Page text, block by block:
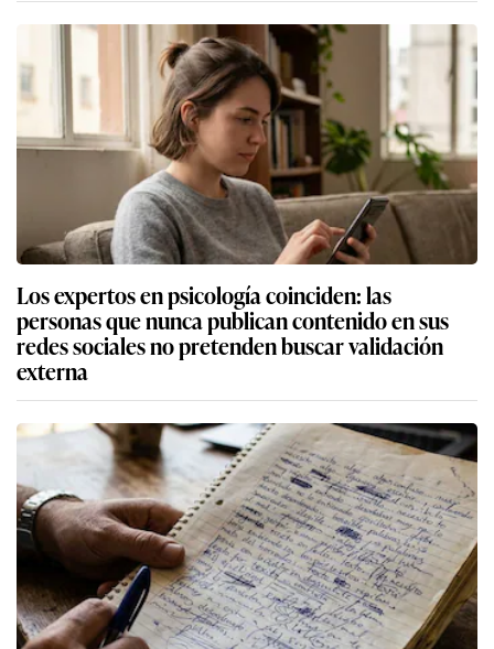
Los expertos en psicología coinciden: las
personas que nunca publican contenido en sus
redes sociales no pretenden buscar validación
externa